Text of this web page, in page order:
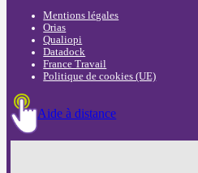
Mentions légales
Orias
Qualiopi
Datadock
France Travail
Politique de cookies (UE)
Aide à distance